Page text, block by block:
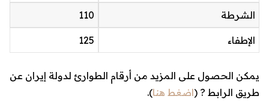
الشرطة 110
الإطفاء 125
يمكن الحصول على المزيد من أرقام الطوارئ لدولة إيران عن
طريق الرابط ? (اضغط هنا).